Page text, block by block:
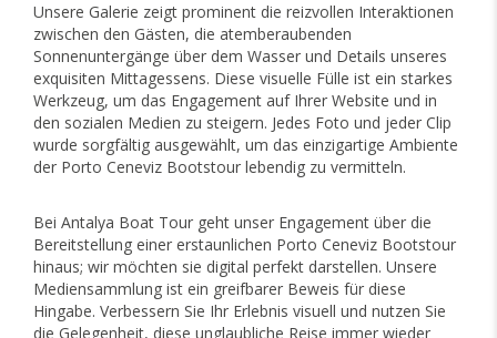
Unsere Galerie zeigt prominent die reizvollen Interaktionen
zwischen den Gästen, die atemberaubenden
Sonnenuntergänge über dem Wasser und Details unseres
exquisiten Mittagessens. Diese visuelle Fülle ist ein starkes
Werkzeug, um das Engagement auf Ihrer Website und in
den sozialen Medien zu steigern. Jedes Foto und jeder Clip
wurde sorgfältig ausgewählt, um das einzigartige Ambiente
der Porto Ceneviz Bootstour lebendig zu vermitteln.
Bei Antalya Boat Tour geht unser Engagement über die
Bereitstellung einer erstaunlichen Porto Ceneviz Bootstour
hinaus; wir möchten sie digital perfekt darstellen. Unsere
Mediensammlung ist ein greifbarer Beweis für diese
Hingabe. Verbessern Sie Ihr Erlebnis visuell und nutzen Sie
die Gelegenheit, diese unglaubliche Reise immer wieder